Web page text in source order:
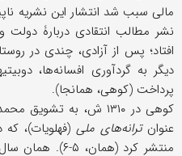
افتاد؛ پس از آزادی، چندی در
دیگر به گردآوری افسانه‌ها،
پرداخت (کوهی، همانجا).
عنوان ترانه‌های ملی(فهلویات)، که
منتشر کرد